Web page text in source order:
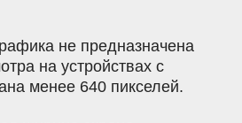
не предназначена
на устройствах с
менее 640 пикселей.